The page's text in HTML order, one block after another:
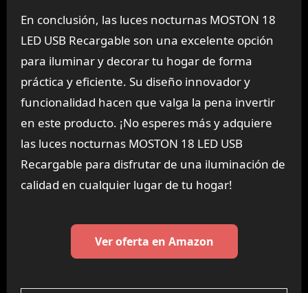
En conclusión, las luces nocturnas MOSTON 18
LED USB Recargable son una excelente opción
para iluminar y decorar tu hogar de forma
práctica y eficiente. Su diseño innovador y
funcionalidad hacen que valga la pena invertir
en este producto. ¡No esperes más y adquiere
las luces nocturnas MOSTON 18 LED USB
Recargable para disfrutar de una iluminación de
calidad en cualquier lugar de tu hogar!
Ver oferta en Amazon